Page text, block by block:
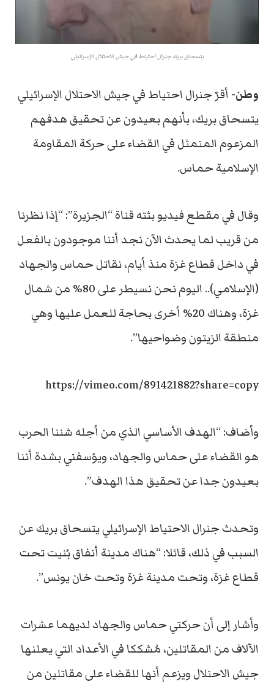
يتسحاق بريك جنرال احتياط في جيش الاحتلال الإسرائيلي
وطن- أقرّ جنرال احتياط في جيش الاحتلال الإسرائيلي
يتسحاق بريك، بأنهم بعيدون عن تحقيق هدفهم
المزعوم المتمثل في القضاء على حركة المقاومة
الإسلامية حماس.
وقال في مقطع فيديو بثته قناة “الجزيرة”: “إذا نظرنا
من قريب لما يحدث الآن نجد أننا موجودون بالفعل
في داخل قطاع غزة منذ أيام، نقاتل حماس والجهاد
(الإسلامي).. اليوم نحن نسيطر على 80% من شمال
غزة، وهناك 20% أخرى بحاجة للعمل عليها وهي
منطقة الزيتون وضواحيها”.
https://vimeo.com/891421882?share=copy
وأضاف: “الهدف الأساسي الذي من أجله شننا الحرب
هو القضاء على حماس والجهاد، ويؤسفني بشدة أننا
بعيدون جدا عن تحقيق هذا الهدف”.
وتحدث جنرال الاحتياط الإسرائيلي يتسحاق بريك عن
السبب في ذلك، قائلا: “هناك مدينة أنفاق بُنيت تحت
قطاع غزة، وتحت مدينة غزة وتحت خان يونس”.
وأشار إلى أن حركتي حماس والجهاد لديهما عشرات
الآلاف من المقاتلين، مُشككا في الأعداد التي يعلنها
جيش الاحتلال ويزعم أنها للقضاء على مقاتلين من